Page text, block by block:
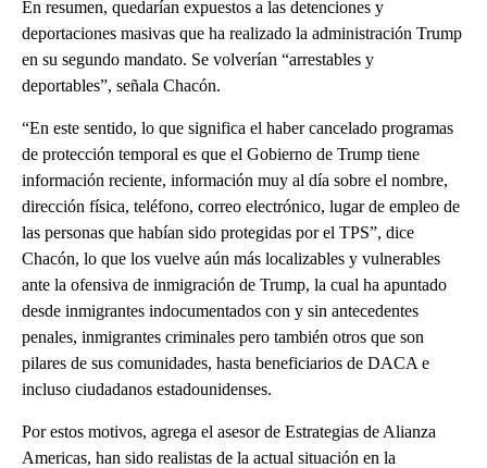
En resumen, quedarían expuestos a las detenciones y
deportaciones masivas que ha realizado la administración Trump
en su segundo mandato. Se volverían “arrestables y
deportables”, señala Chacón.
“En este sentido, lo que significa el haber cancelado programas
de protección temporal es que el Gobierno de Trump tiene
información reciente, información muy al día sobre el nombre,
dirección física, teléfono, correo electrónico, lugar de empleo de
las personas que habían sido protegidas por el TPS”, dice
Chacón, lo que los vuelve aún más localizables y vulnerables
ante la ofensiva de inmigración de Trump, la cual ha apuntado
desde inmigrantes indocumentados con y sin antecedentes
penales, inmigrantes criminales pero también otros que son
pilares de sus comunidades, hasta beneficiarios de DACA e
incluso ciudadanos estadounidenses.
Por estos motivos, agrega el asesor de Estrategias de Alianza
Americas, han sido realistas de la actual situación en la